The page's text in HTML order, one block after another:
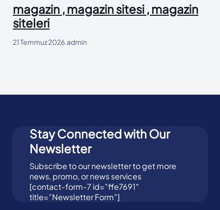
magazin , magazin sitesi , magazin
siteleri
21 Temmuz 2026 admin
Stay Connected with Our
Newsletter
Subscribe to our newsletter to get more
news, promo, or news services
[contact-form-7 id=”ffe7691″
title=”Newsletter Form”]